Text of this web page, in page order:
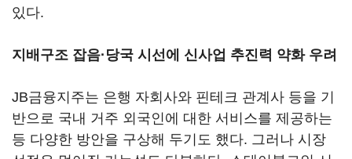
있다.
지배구조 잡음·당국 시선에 신사업 추진력 약화 우려
JB금융지주는 은행 자회사와 핀테크 관계사 등을 기
반으로 국내 거주 외국인에 대한 서비스를 제공하는
등 다양한 방안을 구상해 두기도 했다. 그러나 시장